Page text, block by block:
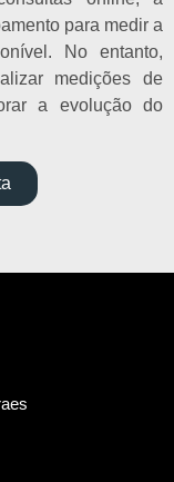
para medir a
No entanto,
medições de
a evolução do